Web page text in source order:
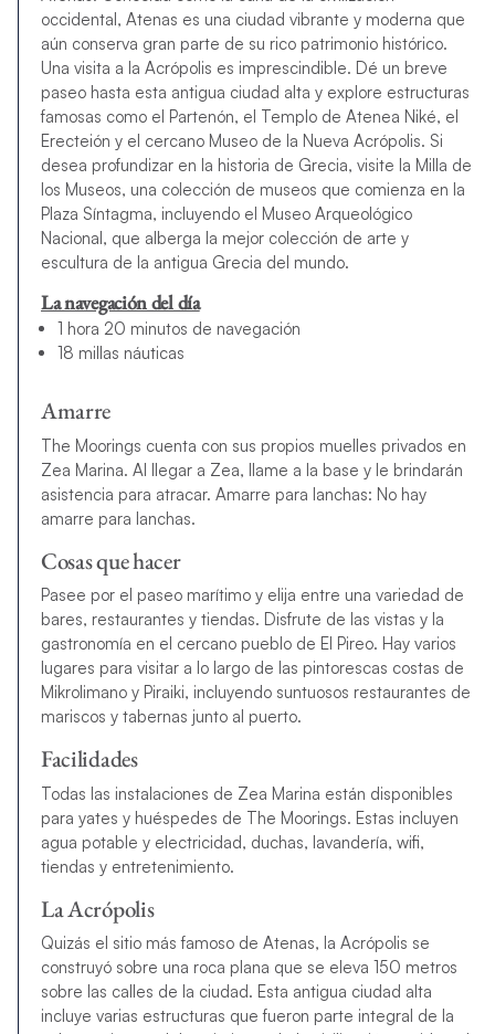
occidental, Atenas es una ciudad vibrante y moderna que
aún conserva gran parte de su rico patrimonio histórico.
Una visita a la Acrópolis es imprescindible. Dé un breve
paseo hasta esta antigua ciudad alta y explore estructuras
famosas como el Partenón, el Templo de Atenea Niké, el
Erecteión y el cercano Museo de la Nueva Acrópolis. Si
desea profundizar en la historia de Grecia, visite la Milla de
los Museos, una colección de museos que comienza en la
Plaza Síntagma, incluyendo el Museo Arqueológico
Nacional, que alberga la mejor colección de arte y
escultura de la antigua Grecia del mundo.
La navegación del día
1 hora 20 minutos de navegación
18 millas náuticas
Amarre
The Moorings cuenta con sus propios muelles privados en
Zea Marina. Al llegar a Zea, llame a la base y le brindarán
asistencia para atracar. Amarre para lanchas: No hay
amarre para lanchas.
Cosas que hacer
Pasee por el paseo marítimo y elija entre una variedad de
bares, restaurantes y tiendas. Disfrute de las vistas y la
gastronomía en el cercano pueblo de El Pireo. Hay varios
lugares para visitar a lo largo de las pintorescas costas de
Mikrolimano y Piraiki, incluyendo suntuosos restaurantes de
mariscos y tabernas junto al puerto.
Facilidades
Todas las instalaciones de Zea Marina están disponibles
para yates y huéspedes de The Moorings. Estas incluyen
agua potable y electricidad, duchas, lavandería, wifi,
tiendas y entretenimiento.
La Acrópolis
Quizás el sitio más famoso de Atenas, la Acrópolis se
construyó sobre una roca plana que se eleva 150 metros
sobre las calles de la ciudad. Esta antigua ciudad alta
incluye varias estructuras que fueron parte integral de la